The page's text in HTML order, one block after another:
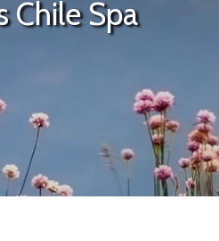
Chile Spa